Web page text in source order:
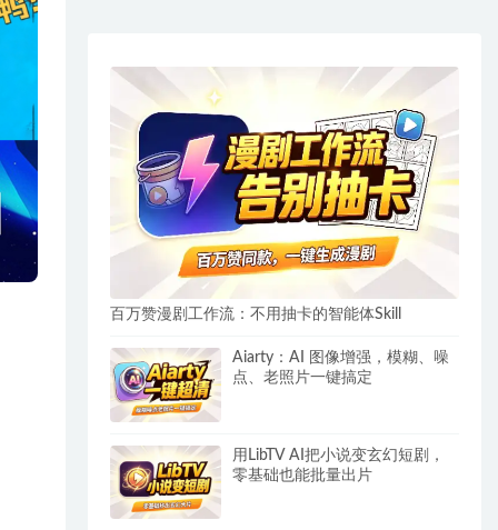
百万赞漫剧工作流：不用抽卡的智能体Skill
Aiarty：AI 图像增强，模糊、噪
点、老照片一键搞定
用LibTV AI把小说变玄幻短剧，
零基础也能批量出片